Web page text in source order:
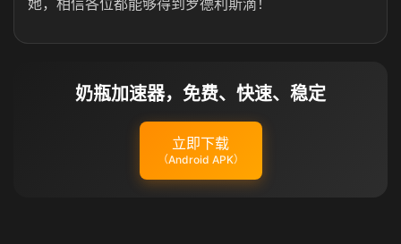
她，相信各位都能够得到罗德利斯滴！
奶瓶加速器，免费、快速、稳定
立即下载
（Android APK）